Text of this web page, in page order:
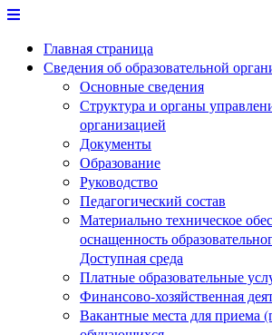
Перейти
содержимому
Главная страница
Сведения об образовательной
Основные сведения
Структура и органы
организацией
Документы
Образование
Руководство
Педагогический состав
Материально техническое
оснащенность
Доступная среда
Платные образовательные
Финансово-хозяйственная
Вакантные места для приема